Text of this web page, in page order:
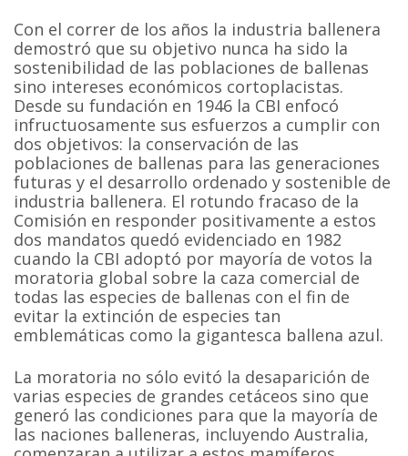
Con el correr de los años la industria ballenera
demostró que su objetivo nunca ha sido la
sostenibilidad de las poblaciones de ballenas
sino intereses económicos cortoplacistas.
Desde su fundación en 1946 la CBI enfocó
infructuosamente sus esfuerzos a cumplir con
dos objetivos: la conservación de las
poblaciones de ballenas para las generaciones
futuras y el desarrollo ordenado y sostenible de
industria ballenera. El rotundo fracaso de la
Comisión en responder positivamente a estos
dos mandatos quedó evidenciado en 1982
cuando la CBI adoptó por mayoría de votos la
moratoria global sobre la caza comercial de
todas las especies de ballenas con el fin de
evitar la extinción de especies tan
emblemáticas como la gigantesca ballena azul.
La moratoria no sólo evitó la desaparición de
varias especies de grandes cetáceos sino que
generó las condiciones para que la mayoría de
las naciones balleneras, incluyendo Australia,